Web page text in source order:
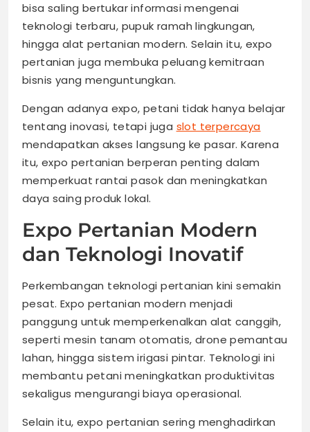
bisa saling bertukar informasi mengenai
teknologi terbaru, pupuk ramah lingkungan,
hingga alat pertanian modern. Selain itu, expo
pertanian juga membuka peluang kemitraan
bisnis yang menguntungkan.
Dengan adanya expo, petani tidak hanya belajar
tentang inovasi, tetapi juga slot terpercaya
mendapatkan akses langsung ke pasar. Karena
itu, expo pertanian berperan penting dalam
memperkuat rantai pasok dan meningkatkan
daya saing produk lokal.
Expo Pertanian Modern
dan Teknologi Inovatif
Perkembangan teknologi pertanian kini semakin
pesat. Expo pertanian modern menjadi
panggung untuk memperkenalkan alat canggih,
seperti mesin tanam otomatis, drone pemantau
lahan, hingga sistem irigasi pintar. Teknologi ini
membantu petani meningkatkan produktivitas
sekaligus mengurangi biaya operasional.
Selain itu, expo pertanian sering menghadirkan